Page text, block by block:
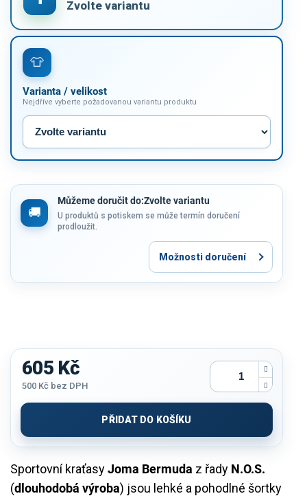
Varianta / velikost
Nejdříve vyberte požadovanou variantu produktu
Můžeme doručit do:Zvolte variantu
U produktů s potiskem se může termín doručení
prodloužit.
Možnosti doručení
Sportovní kraťasyJoma Bermuda z řady N.O.S.
(dlouhodobá výroba) jsou lehké a pohodlné šortky
605 Kč
500 Kč bez DPH
cena:
PŘIDAT DO KOŠÍKU